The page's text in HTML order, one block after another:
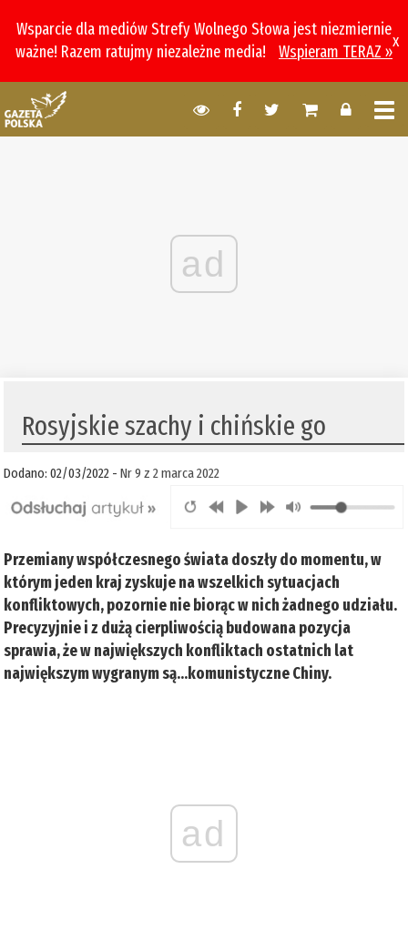
Wsparcie dla mediów Strefy Wolnego Słowa jest niezmiernie
ważne! Razem ratujmy niezależne media!
Wspieram TERAZ »
x
ad
Rosyjskie szachy i chińskie go
Dodano: 02/03/2022 -Nr 9 z 2 marca 2022
Przemiany współczesnego świata doszły do momentu, w
którym jeden kraj zyskuje na wszelkich sytuacjach
konfliktowych, pozornie nie biorąc w nich żadnego udziału.
Precyzyjnie i z dużą cierpliwością budowana pozycja
sprawia, że w największych konfliktach ostatnich lat
największym wygranym są…komunistyczne Chiny.
ad